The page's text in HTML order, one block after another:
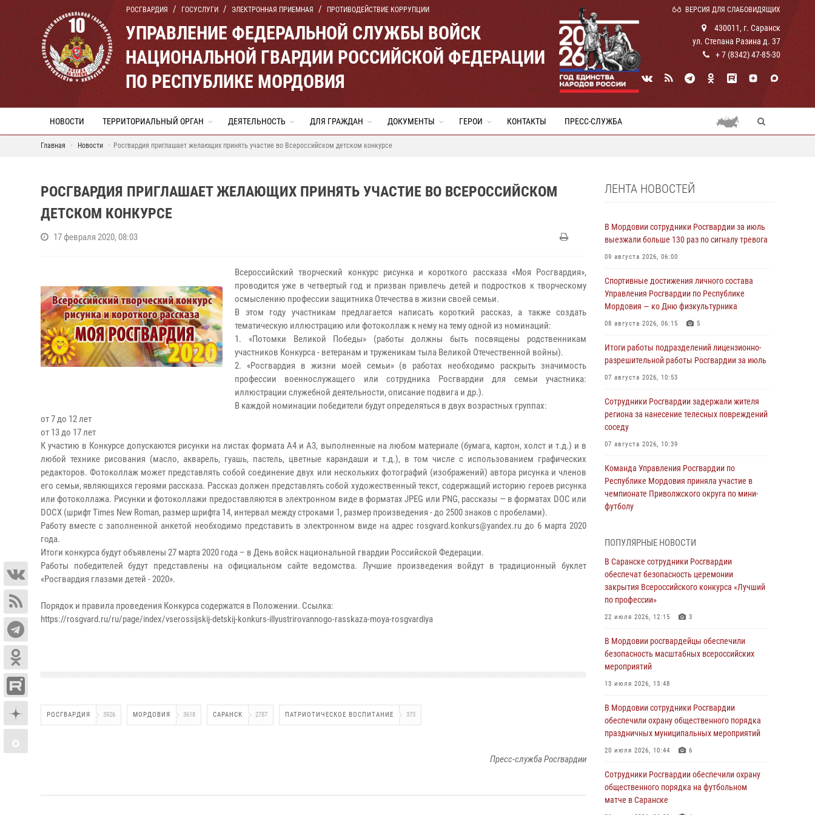
РОСГВАРДИЯ ГОСУСЛУГИ ЭЛЕКТРОННАЯ ПРИЕМНАЯ ПРОТИВОДЕЙСТВИЕ КОРРУПЦИИ ВЕРСИЯ ДЛЯ СЛАБОВИДЯЩИХ
УПРАВЛЕНИЕ ФЕДЕРАЛЬНОЙ СЛУЖБЫ ВОЙСК
НАЦИОНАЛЬНОЙ ГВАРДИИ РОССИЙСКОЙ ФЕДЕРАЦИИ
ПО РЕСПУБЛИКЕ МОРДОВИЯ
430011, г. Саранск
ул. Степана Разина д. 37
+ 7 (8342) 47-85-30
НОВОСТИ ТЕРРИТОРИАЛЬНЫЙ ОРГАН ДЕЯТЕЛЬНОСТЬ ДЛЯ ГРАЖДАН ДОКУМЕНТЫ ГЕРОИ КОНТАКТЫ ПРЕСС-СЛУЖБА
Главная Новости Росгвардия приглашает желающих принять участие во Всероссийском детском конкурсе
РОСГВАРДИЯ ПРИГЛАШАЕТ ЖЕЛАЮЩИХ ПРИНЯТЬ УЧАСТИЕ ВО ВСЕРОССИЙСКОМ
ДЕТСКОМ КОНКУРСЕ
17 февраля 2020, 08:03
Всероссийский творческий конкурс рисунка и короткого рассказа «Моя Росгвардия»,
проводится уже в четвертый год и призван привлечь детей и подростков к творческому
осмыслению профессии защитника Отечества в жизни своей семьи.
В этом году участникам предлагается написать короткий рассказ, а также создать
тематическую иллюстрацию или фотоколлаж к нему на тему одной из номинаций:
1. «Потомки Великой Победы» (работы должны быть посвящены родственникам
участников Конкурса - ветеранам и труженикам тыла Великой Отечественной войны).
2. «Росгвардия в жизни моей семьи» (в работах необходимо раскрыть значимость
профессии военнослужащего или сотрудника Росгвардии для семьи участника:
иллюстрации служебной деятельности, описание подвига и др.).
В каждой номинации победители будут определяться в двух возрастных группах:
от 7 до 12 лет
от 13 до 17 лет
К участию в Конкурсе допускаются рисунки на листах формата А4 и А3, выполненные на любом материале (бумага, картон, холст и т.д.) и в
любой технике рисования (масло, акварель, гуашь, пастель, цветные карандаши и т.д.), в том числе с использованием графических
редакторов. Фотоколлаж может представлять собой соединение двух или нескольких фотографий (изображений) автора рисунка и членов
его семьи, являющихся героями рассказа. Рассказ должен представлять собой художественный текст, содержащий историю героев рисунка
или фотоколлажа. Рисунки и фотоколлажи предоставляются в электронном виде в форматах JPEG или PNG, рассказы — в форматах DOC или
DOCX (шрифт Times New Roman, размер шрифта 14, интервал между строками 1, размер произведения - до 2500 знаков с пробелами).
Работу вместе с заполненной анкетой необходимо представить в электронном виде на адрес rosgvard.konkurs@yandex.ru до 6 марта 2020
года.
Итоги конкурса будут объявлены 27 марта 2020 года – в День войск национальной гвардии Российской Федерации.
Работы победителей будут представлены на официальном сайте ведомства. Лучшие произведения войдут в традиционный буклет
«Росгвардия глазами детей - 2020».
Порядок и правила проведения Конкурса содержатся в Положении. Ссылка:
https://rosgvard.ru/ru/page/index/vserossijskij-detskij-konkurs-illyustrirovannogo-rasskaza-moya-rosgvardiya
РОСГВАРДИЯ 3926 МОРДОВИЯ 3618 САРАНСК 2787 ПАТРИОТИЧЕСКОЕ ВОСПИТАНИЕ 373
Пресс-служба Росгвардии
ЛЕНТА НОВОСТЕЙ
В Мордовии сотрудники Росгвардии за июль
выезжали больше 130 раз по сигналу тревога
09 августа 2026, 06:00
Спортивные достижения личного состава
Управления Росгвардии по Республике
Мордовия — ко Дню физкультурника
08 августа 2026, 06:15 5
Итоги работы подразделений лицензионно-
разрешительной работы Росгвардии за июль
07 августа 2026, 10:53
Сотрудники Росгвардии задержали жителя
региона за нанесение телесных повреждений
соседу
07 августа 2026, 10:39
Команда Управления Росгвардии по
Республике Мордовия приняла участие в
чемпионате Приволжского округа по мини-
футболу
Росгвардейцы выполнили в полном объёме
задачи по охране общественного порядка в
период важного для Мордовии праздника
06 августа 2026, 08:48 5
В Мордовии руководство и личный состав
посвящённых 25-летию канонизации Фёдора
Ушакова
06 августа 2026, 08:14
задержали дебошира, повредившего
имущество в кафе
06 августа 2026, 07:03
правоохранители отреагировали
незамедлительно
05 августа 2026, 15:04
ПОПУЛЯРНЫЕ НОВОСТИ
В Саранске сотрудники Росгвардии
обеспечат безопасность церемонии
закрытия Всероссийского конкурса «Лучший
по профессии»
22 июля 2026, 12:15 3
В Мордовии росгвардейцы обеспечили
безопасность масштабных всероссийских
мероприятий
13 июля 2026, 13:48
В Мордовии сотрудники Росгвардии
обеспечили охрану общественного порядка
праздничных муниципальных мероприятий
20 июля 2026, 10:44 6
Сотрудники Росгвардии обеспечили охрану
общественного порядка на футбольном
матче в Саранске